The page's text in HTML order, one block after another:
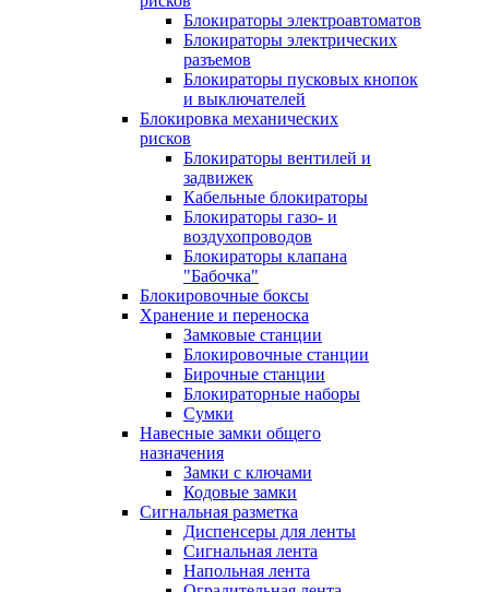
Блокираторы электроавтоматов
Блокираторы электрических
разъемов
Блокираторы пусковых кнопок
и выключателей
Блокировка механических
рисков
Блокираторы вентилей и
задвижек
Кабельные блокираторы
Блокираторы газо- и
воздухопроводов
Блокираторы клапана
"Бабочка"
Блокировочные боксы
Хранение и переноска
Замковые станции
Блокировочные станции
Бирочные станции
Блокираторные наборы
Сумки
Навесные замки общего
назначения
Замки с ключами
Кодовые замки
Сигнальная разметка
Диспенсеры для ленты
Сигнальная лента
Напольная лента